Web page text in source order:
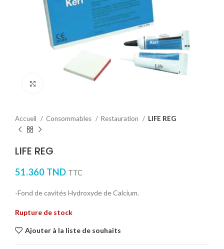
Cliquez pour agrandir
Accueil Consommables Restauration LIFE REG
LIFE REG
51.360 TND TTC
-Fond de cavités Hydroxyde de Calcium.
Rupture de stock
Ajouter à la liste de souhaits